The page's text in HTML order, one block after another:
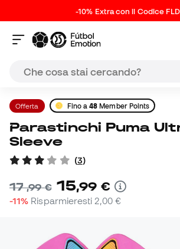
-10% Extra con il Codice
Offerta Fino a48 Member Points
Parastinchi Puma Ultra Light
Sleeve
(3)
17,99 € 15,99 €
-11% Risparmieresti 2,00 €